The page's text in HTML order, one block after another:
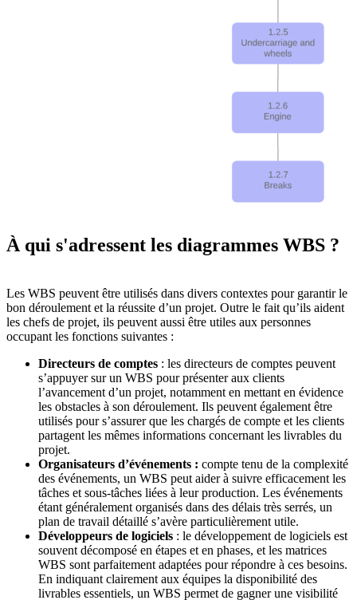
À qui s'adressent les diagrammes WBS ?
Les WBS peuvent être utilisés dans divers contextes pour garantir le
bon déroulement et la réussite d’un projet. Outre le fait qu’ils aident
les chefs de projet, ils peuvent aussi être utiles aux personnes
occupant les fonctions suivantes :
Directeurs de comptes : les directeurs de comptes peuvent
s’appuyer sur un WBS pour présenter aux clients
l’avancement d’un projet, notamment en mettant en évidence
les obstacles à son déroulement. Ils peuvent également être
utilisés pour s’assurer que les chargés de compte et les clients
partagent les mêmes informations concernant les livrables du
projet.
Organisateurs d’événements : compte tenu de la complexité
des événements, un WBS peut aider à suivre efficacement les
tâches et sous-tâches liées à leur production. Les événements
étant généralement organisés dans des délais très serrés, un
plan de travail détaillé s’avère particulièrement utile.
Développeurs de logiciels : le développement de logiciels est
souvent décomposé en étapes et en phases, et les matrices
WBS sont parfaitement adaptées pour répondre à ces besoins.
En indiquant clairement aux équipes la disponibilité des
livrables essentiels, un WBS permet de gagner une visibilité